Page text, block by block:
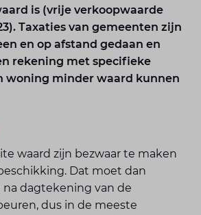
is (vrije verkoopwaarde
Taxaties van gemeenten zijn
en op afstand gedaan en
rekening met specifieke
woning minder waard kunnen
waard zijn bezwaar te maken
Dat moet dan
dagtekening van de
dus in de meeste